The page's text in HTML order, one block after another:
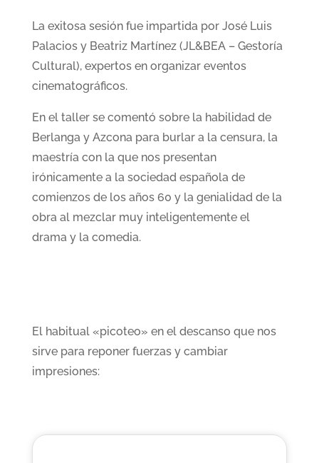
La exitosa sesión fue impartida por José Luis
Palacios y Beatriz Martínez (JL&BEA – Gestoría
Cultural), expertos en organizar eventos
cinematográficos.
En el taller se comentó sobre la habilidad de
Berlanga y Azcona para burlar a la censura, la
maestría con la que nos presentan
irónicamente a la sociedad española de
comienzos de los años 60 y la genialidad de la
obra al mezclar muy inteligentemente el
drama y la comedia.
El habitual «picoteo» en el descanso que nos
sirve para reponer fuerzas y cambiar
impresiones: